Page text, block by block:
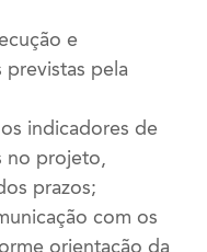
e
pela
indicadores de
no projeto,
prazos;
com os
orientação da